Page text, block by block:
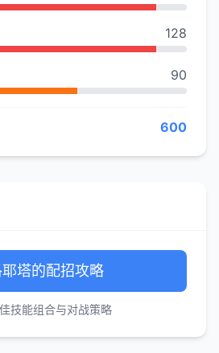
128
90
600
塔的配招攻略
技能组合与对战策略